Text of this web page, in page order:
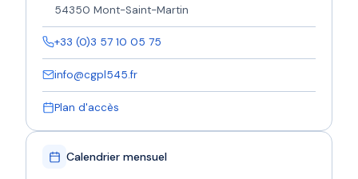
54350 Mont-Saint-Martin
+33 (0)3 57 10 05 75
info@cgpl545.fr
Plan d'accès
Calendrier mensuel